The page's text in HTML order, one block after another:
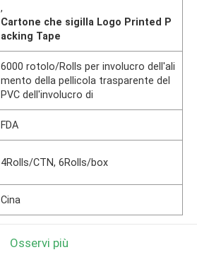
,
Cartone che sigilla Logo Printed P
acking Tape
6000 rotolo/Rolls per involucro dell'ali
mento della pellicola trasparente del
PVC dell'involucro di
FDA
4Rolls/CTN, 6Rolls/box
Cina
Osservi più